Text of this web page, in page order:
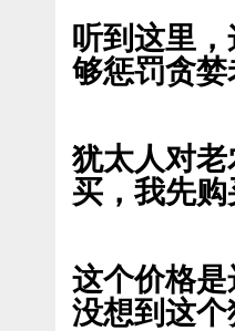
听到这里
够惩罚贪婪
犹太人对
买，我先
这个价格
没想到这